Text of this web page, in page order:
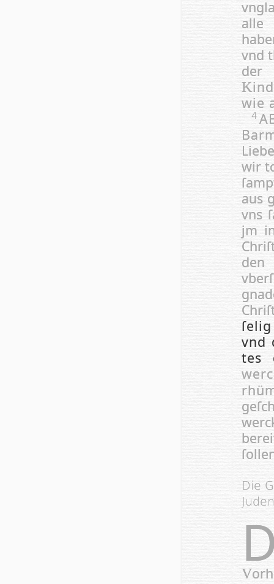
alle
vnd
K
wie
4
wir
aus
vns
jm
vnd
tes
Die
V